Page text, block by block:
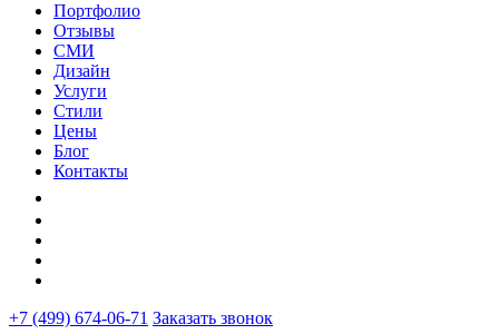
Портфолио
Отзывы
СМИ
Дизайн
Услуги
Стили
Цены
Блог
Контакты
+7 (499) 674-06-71 Заказать звонок